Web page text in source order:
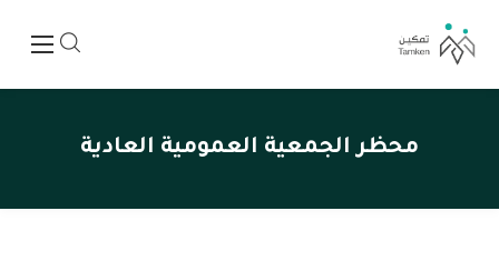
محظر الجمعية العمومية العادية